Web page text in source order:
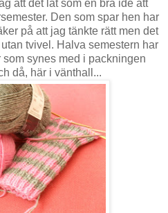
att det lät som en bra ide att
Den som spar hen har
på att jag tänkte rätt men det
tvivel. Halva semestern har
synes med i packningen
då, här i vänthall...